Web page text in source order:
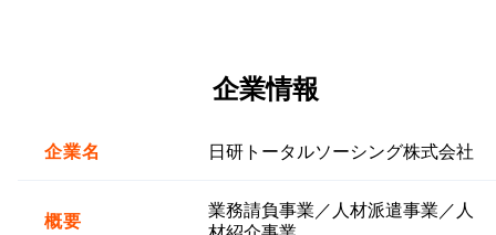
企業情報
企業名 日研トータルソーシング株式会社
概要
業務請負事業／人材派遣事業／人